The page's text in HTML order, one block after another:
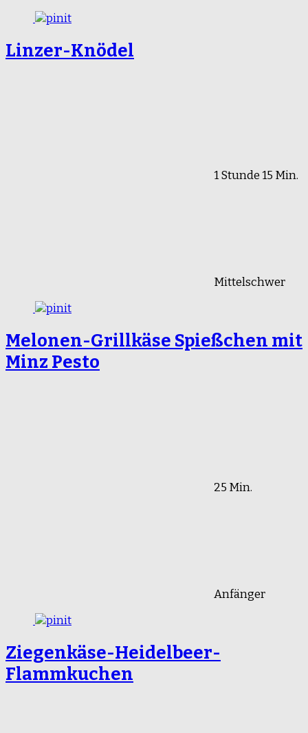
Linzer-Knödel
1 Stunde 15 Min.
Mittelschwer
Melonen-Grillkäse Spießchen mit
Minz Pesto
25 Min.
Anfänger
Ziegenkäse-Heidelbeer-
Flammkuchen